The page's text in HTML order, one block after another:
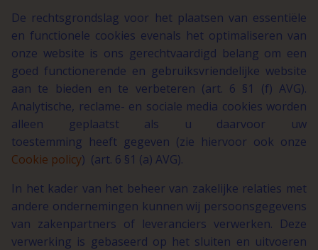
De rechtsgrondslag voor het plaatsen van essentiële
en functionele cookies evenals het optimaliseren van
onze website is ons gerechtvaardigd belang om een
goed functionerende en gebruiksvriendelijke website
aan te bieden en te verbeteren (art. 6 §1 (f) AVG).
Analytische, reclame- en sociale media cookies worden
alleen geplaatst als u daarvoor uw
toestemming heeft gegeven (zie hiervoor ook onze
Cookie policy) (art. 6 §1 (a) AVG).
In het kader van het beheer van zakelijke relaties met
andere ondernemingen kunnen wij persoonsgegevens
van zakenpartners of leveranciers verwerken. Deze
verwerking is gebaseerd op het sluiten en uitvoeren